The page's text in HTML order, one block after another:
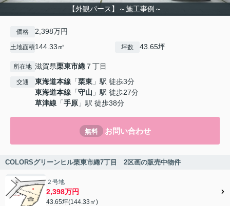
【外観パース】～施工事例～
価格 2,398万円
土地面積144.33㎡ 坪数 43.65坪
所在地 滋賀県栗東市綣 ７丁目
交通 東海道本線 「栗東 」駅 徒歩3分
東海道本線 「守山 」駅 徒歩27分
草津線 「手原 」駅 徒歩38分
無料 お問い合わせ
COLORSグリーンヒル栗東市綣7丁目 2区画の販売中物件
２号地
2,398万円
43.65坪(144.33㎡)